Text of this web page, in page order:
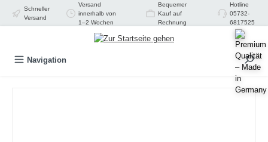
springen
Schneller
Versand
Versand
innerhalb von
1–2 Wochen
Bequemer
Kauf auf
Rechnung
Hotline
05732-
6817525
Navigation